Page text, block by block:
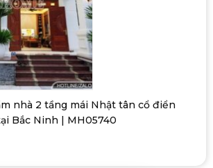
nhà 2 tầng mái Nhật tân cổ điển
Bắc Ninh | MH05740